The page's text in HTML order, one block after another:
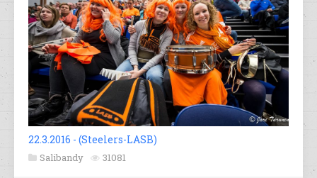
22.3.2016 - (Steelers-LASB)
Salibandy 31081